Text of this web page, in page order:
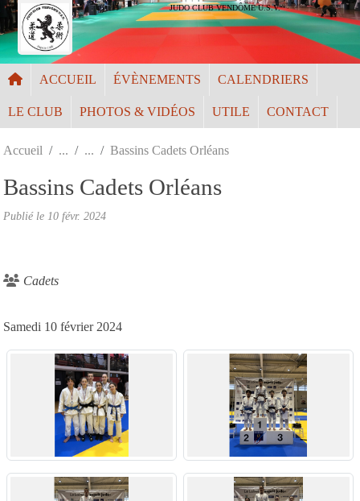
JUDO CLUB VENDÔME U.S.V.
ACCUEIL ÉVÈNEMENTS CALENDRIERS
LE CLUB PHOTOS & VIDÉOS UTILE CONTACT
Accueil Bassins Cadets Orléans
Bassins Cadets Orléans
Publié le 10 févr. 2024
Cadets
Samedi 10 février 2024
Panneau de gestion des cookies